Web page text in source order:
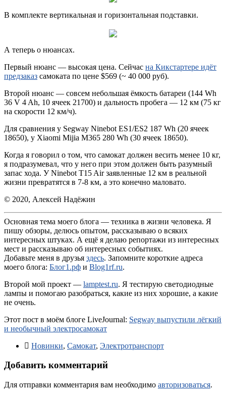
В комплекте вертикальная и горизонтальная подставки.
А теперь о нюансах.
Первый нюанс — высокая цена. Сейчас на Кикстартере идёт
предзаказ самоката по цене $569 (~ 40 000 руб).
Второй нюанс — совсем небольшая ёмкость батареи (144 Wh
36 V 4 Ah, 10 ячеек 21700) и дальность пробега — 12 км (75 кг
на скорости 12 км/ч).
Для сравнения у Segway Ninebot ES1/ES2 187 Wh (20 ячеек
18650), у Xiaomi Mijia M365 280 Wh (30 ячеек 18650).
Когда я говорил о том, что самокат должен весить менее 10 кг,
я подразумевал, что у него при этом должен быть разумный
запас хода. У Ninebot T15 Air заявленные 12 км в реальной
жизни превратятся в 7-8 км, а это конечно маловато.
© 2020, Алексей Надёжин
Основная тема моего блога — техника в жизни человека. Я
пишу обзоры, делюсь опытом, рассказываю о всяких
интересных штуках. А ещё я делаю репортажи из интересных
мест и рассказываю об интересных событиях.
Добавьте меня в друзья здесь. Запомните короткие адреса
моего блога: Блог1.рф и Blog1rf.ru.
Второй мой проект — lamptest.ru. Я тестирую светодиодные
лампы и помогаю разобраться, какие из них хорошие, а какие
не очень.
Этот пост в моём блоге LiveJournal: Segway выпустили лёгкий
и необычный электросамокат
Новинки, Самокат, Электротранспорт
Добавить комментарий
Для отправки комментария вам необходимо авторизоваться.